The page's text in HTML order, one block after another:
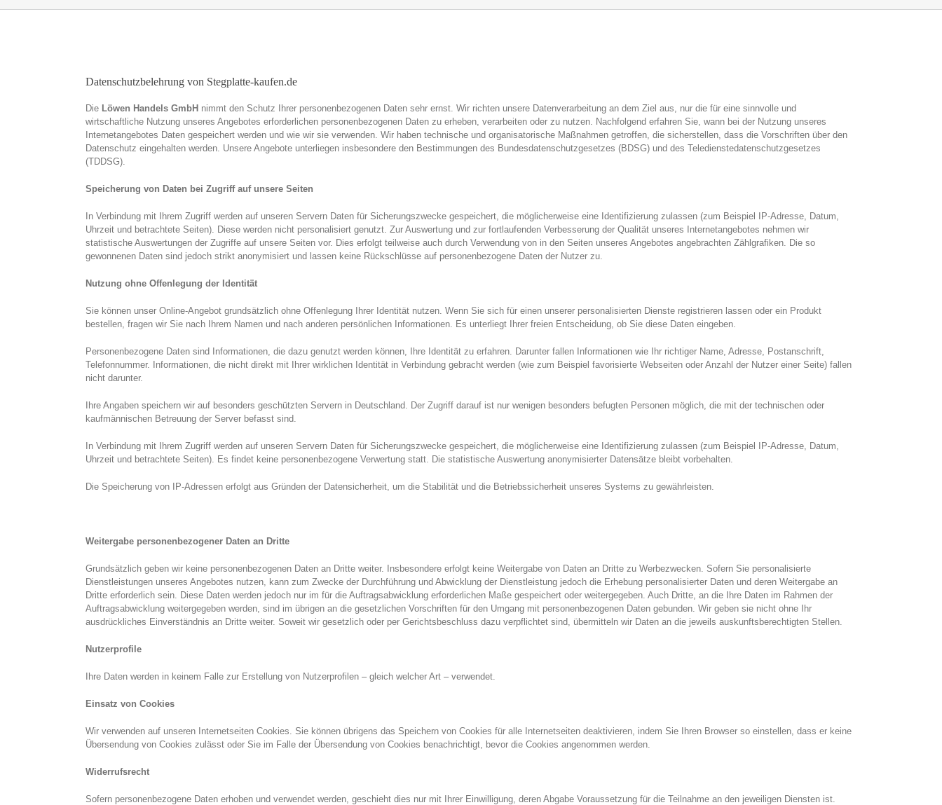
Datenschutzbelehrung von Stegplatte-kaufen.de
Die Löwen Handels GmbH nimmt den Schutz Ihrer personenbezogenen Daten sehr ernst. Wir richten unsere Datenverarbeitung an dem Ziel aus, nur die für eine sinnvolle und
wirtschaftliche Nutzung unseres Angebotes erforderlichen personenbezogenen Daten zu erheben, verarbeiten oder zu nutzen. Nachfolgend erfahren Sie, wann bei der Nutzung unseres
Internetangebotes Daten gespeichert werden und wie wir sie verwenden. Wir haben technische und organisatorische Maßnahmen getroffen, die sicherstellen, dass die Vorschriften über den
Datenschutz eingehalten werden. Unsere Angebote unterliegen insbesondere den Bestimmungen des Bundesdatenschutzgesetzes (BDSG) und des Teledienstedatenschutzgesetzes
(TDDSG).
Speicherung von Daten bei Zugriff auf unsere Seiten
In Verbindung mit Ihrem Zugriff werden auf unseren Servern Daten für Sicherungszwecke gespeichert, die möglicherweise eine Identifizierung zulassen (zum Beispiel IP-Adresse, Datum,
Uhrzeit und betrachtete Seiten). Diese werden nicht personalisiert genutzt. Zur Auswertung und zur fortlaufenden Verbesserung der Qualität unseres Internetangebotes nehmen wir
statistische Auswertungen der Zugriffe auf unsere Seiten vor. Dies erfolgt teilweise auch durch Verwendung von in den Seiten unseres Angebotes angebrachten Zählgrafiken. Die so
gewonnenen Daten sind jedoch strikt anonymisiert und lassen keine Rückschlüsse auf personenbezogene Daten der Nutzer zu.
Nutzung ohne Offenlegung der Identität
Sie können unser Online-Angebot grundsätzlich ohne Offenlegung Ihrer Identität nutzen. Wenn Sie sich für einen unserer personalisierten Dienste registrieren lassen oder ein Produkt
bestellen, fragen wir Sie nach Ihrem Namen und nach anderen persönlichen Informationen. Es unterliegt Ihrer freien Entscheidung, ob Sie diese Daten eingeben.
Personenbezogene Daten sind Informationen, die dazu genutzt werden können, Ihre Identität zu erfahren. Darunter fallen Informationen wie Ihr richtiger Name, Adresse, Postanschrift,
Telefonnummer. Informationen, die nicht direkt mit Ihrer wirklichen Identität in Verbindung gebracht werden (wie zum Beispiel favorisierte Webseiten oder Anzahl der Nutzer einer Seite) fallen
nicht darunter.
Ihre Angaben speichern wir auf besonders geschützten Servern in Deutschland. Der Zugriff darauf ist nur wenigen besonders befugten Personen möglich, die mit der technischen oder
kaufmännischen Betreuung der Server befasst sind.
In Verbindung mit Ihrem Zugriff werden auf unseren Servern Daten für Sicherungszwecke gespeichert, die möglicherweise eine Identifizierung zulassen (zum Beispiel IP-Adresse, Datum,
Uhrzeit und betrachtete Seiten). Es findet keine personenbezogene Verwertung statt. Die statistische Auswertung anonymisierter Datensätze bleibt vorbehalten.
Die Speicherung von IP-Adressen erfolgt aus Gründen der Datensicherheit, um die Stabilität und die Betriebssicherheit unseres Systems zu gewährleisten.
Weitergabe personenbezogener Daten an Dritte
Grundsätzlich geben wir keine personenbezogenen Daten an Dritte weiter. Insbesondere erfolgt keine Weitergabe von Daten an Dritte zu Werbezwecken. Sofern Sie personalisierte
Dienstleistungen unseres Angebotes nutzen, kann zum Zwecke der Durchführung und Abwicklung der Dienstleistung jedoch die Erhebung personalisierter Daten und deren Weitergabe an
Dritte erforderlich sein. Diese Daten werden jedoch nur im für die Auftragsabwicklung erforderlichen Maße gespeichert oder weitergegeben. Auch Dritte, an die Ihre Daten im Rahmen der
Auftragsabwicklung weitergegeben werden, sind im übrigen an die gesetzlichen Vorschriften für den Umgang mit personenbezogenen Daten gebunden. Wir geben sie nicht ohne Ihr
ausdrückliches Einverständnis an Dritte weiter. Soweit wir gesetzlich oder per Gerichtsbeschluss dazu verpflichtet sind, übermitteln wir Daten an die jeweils auskunftsberechtigten Stellen.
Nutzerprofile
Ihre Daten werden in keinem Falle zur Erstellung von Nutzerprofilen – gleich welcher Art – verwendet.
Einsatz von Cookies
Wir verwenden auf unseren Internetseiten Cookies. Sie können übrigens das Speichern von Cookies für alle Internetseiten deaktivieren, indem Sie Ihren Browser so einstellen, dass er keine
Übersendung von Cookies zulässt oder Sie im Falle der Übersendung von Cookies benachrichtigt, bevor die Cookies angenommen werden.
Widerrufsrecht
Sofern personenbezogene Daten erhoben und verwendet werden, geschieht dies nur mit Ihrer Einwilligung, deren Abgabe Voraussetzung für die Teilnahme an den jeweiligen Diensten ist.